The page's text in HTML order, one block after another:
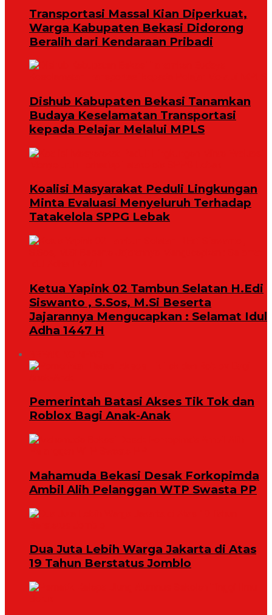
Transportasi Massal Kian Diperkuat,
Warga Kabupaten Bekasi Didorong
Beralih dari Kendaraan Pribadi
Dishub Kabupaten Bekasi Tanamkan
Budaya Keselamatan Transportasi
kepada Pelajar Melalui MPLS
Koalisi Masyarakat Peduli Lingkungan
Minta Evaluasi Menyeluruh Terhadap
Tatakelola SPPG Lebak
Ketua Yapink 02 Tambun Selatan H.Edi
Siswanto , S.Sos, M.Si Beserta
Jajarannya Mengucapkan : Selamat Idul
Adha 1447 H
Pemerintah Batasi Akses Tik Tok dan
Roblox Bagi Anak-Anak
Mahamuda Bekasi Desak Forkopimda
Ambil Alih Pelanggan WTP Swasta PP
Dua Juta Lebih Warga Jakarta di Atas
19 Tahun Berstatus Jomblo